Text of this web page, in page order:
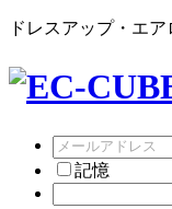
ドレスアップ・エ
記憶